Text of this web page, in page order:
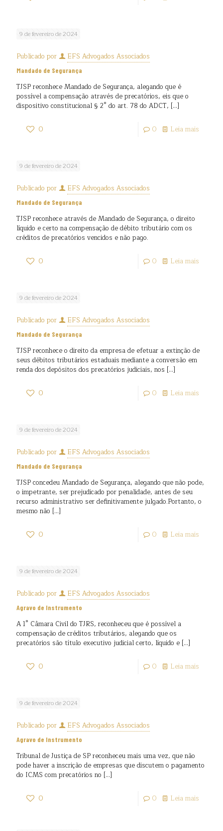
9 de fevereiro de 2024
Publicado por EFS Advogados Associados
Mandado de Segurança
TJSP reconhece Mandado de Segurança, alegando que é
possível a compensação através de precatórios, eis que o
dispositivo constitucional § 2° do art. 78 do ADCT, […]
0 0 Leia mais
9 de fevereiro de 2024
Publicado por EFS Advogados Associados
Mandado de Segurança
TJSP reconhece através de Mandado de Segurança, o direito
líquido e certo na compensação de débito tributário com os
créditos de precatórios vencidos e não pago.
0 0 Leia mais
9 de fevereiro de 2024
Publicado por EFS Advogados Associados
Mandado de Segurança
TJSP reconhece o direito da empresa de efetuar a extinção de
seus débitos tributários estaduais mediante a conversão em
renda dos depósitos dos precatórios judiciais, nos […]
0 0 Leia mais
9 de fevereiro de 2024
Publicado por EFS Advogados Associados
Mandado de Segurança
TJSP concedeu Mandado de Segurança, alegando que não pode,
o impetrante, ser prejudicado por penalidade, antes de seu
recurso administrativo ser definitivamente julgado.Portanto, o
mesmo não […]
0 0 Leia mais
9 de fevereiro de 2024
Publicado por EFS Advogados Associados
Agravo de Instrumento
A 1° Câmara Civil do TJRS, reconheceu que é possível a
compensação de créditos tributários, alegando que os
precatórios são título executivo judicial certo, líquido e […]
0 0 Leia mais
9 de fevereiro de 2024
Publicado por EFS Advogados Associados
Agravo de Instrumento
Tribunal de Justiça de SP reconheceu mais uma vez, que não
pode haver a inscrição de empresas que discutem o pagamento
do ICMS com precatórios no […]
0 0 Leia mais